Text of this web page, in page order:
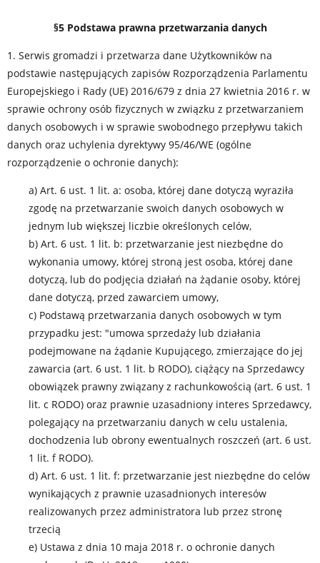
§5 Podstawa prawna przetwarzania danych
1. Serwis gromadzi i przetwarza dane Użytkowników na
podstawie następujących zapisów Rozporządzenia Parlamentu
Europejskiego i Rady (UE) 2016/679 z dnia 27 kwietnia 2016 r. w
sprawie ochrony osób fizycznych w związku z przetwarzaniem
danych osobowych i w sprawie swobodnego przepływu takich
danych oraz uchylenia dyrektywy 95/46/WE (ogólne
rozporządzenie o ochronie danych):
a) Art. 6 ust. 1 lit. a: osoba, której dane dotyczą wyraziła
zgodę na przetwarzanie swoich danych osobowych w
jednym lub większej liczbie określonych celów,
b) Art. 6 ust. 1 lit. b: przetwarzanie jest niezbędne do
wykonania umowy, której stroną jest osoba, której dane
dotyczą, lub do podjęcia działań na żądanie osoby, której
dane dotyczą, przed zawarciem umowy,
c) Podstawą przetwarzania danych osobowych w tym
przypadku jest: "umowa sprzedaży lub działania
podejmowane na żądanie Kupującego, zmierzające do jej
zawarcia (art. 6 ust. 1 lit. b RODO), ciążący na Sprzedawcy
obowiązek prawny związany z rachunkowością (art. 6 ust. 1
lit. c RODO) oraz prawnie uzasadniony interes Sprzedawcy,
polegający na przetwarzaniu danych w celu ustalenia,
dochodzenia lub obrony ewentualnych roszczeń (art. 6 ust.
1 lit. f RODO).
d) Art. 6 ust. 1 lit. f: przetwarzanie jest niezbędne do celów
wynikających z prawnie uzasadnionych interesów
realizowanych przez administratora lub przez stronę
trzecią
e) Ustawa z dnia 10 maja 2018 r. o ochronie danych